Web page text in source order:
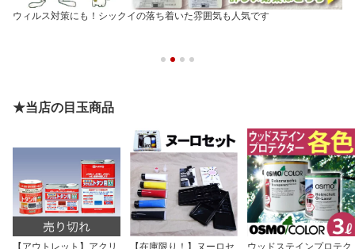
ウィルス対策にも！シックイの落ち着いた雰囲気も人気です
★当店の目玉商品
【アウトレット】アクリ
【在庫限り！】ヌーロセ
ウッドステインプロテク